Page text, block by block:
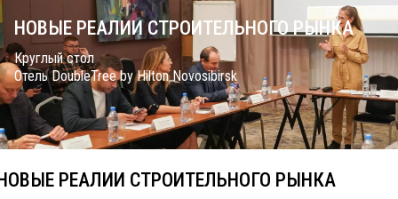
НОВЫЕ РЕАЛИИ СТРОИТЕЛЬНОГО РЫНКА
Круглый стол
Отель DoubleTree by Hilton Novosibirsk
РЕАЛИИ СТРОИТЕЛЬНОГО РЫНКА